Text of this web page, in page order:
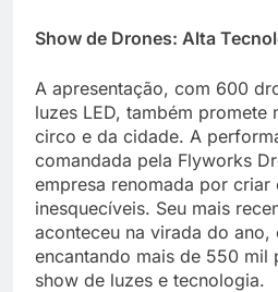
Show de Drones: Alta
A apresentação, com 600
luzes LED, também promete
circo e da cidade. A
comandada pela Flyworks
empresa renomada por criar
inesquecíveis. Seu mais
aconteceu na virada do ano,
encantando mais de 550 mil
show de luzes e tecnologia.